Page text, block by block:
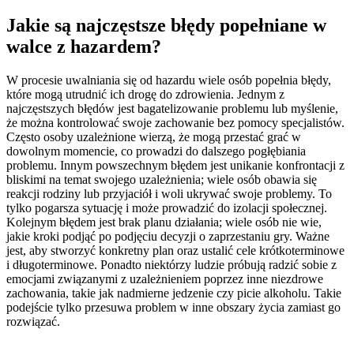
Jakie są najczęstsze błędy popełniane w
walce z hazardem?
W procesie uwalniania się od hazardu wiele osób popełnia błędy,
które mogą utrudnić ich drogę do zdrowienia. Jednym z
najczęstszych błędów jest bagatelizowanie problemu lub myślenie,
że można kontrolować swoje zachowanie bez pomocy specjalistów.
Często osoby uzależnione wierzą, że mogą przestać grać w
dowolnym momencie, co prowadzi do dalszego pogłębiania
problemu. Innym powszechnym błędem jest unikanie konfrontacji z
bliskimi na temat swojego uzależnienia; wiele osób obawia się
reakcji rodziny lub przyjaciół i woli ukrywać swoje problemy. To
tylko pogarsza sytuację i może prowadzić do izolacji społecznej.
Kolejnym błędem jest brak planu działania; wiele osób nie wie,
jakie kroki podjąć po podjęciu decyzji o zaprzestaniu gry. Ważne
jest, aby stworzyć konkretny plan oraz ustalić cele krótkoterminowe
i długoterminowe. Ponadto niektórzy ludzie próbują radzić sobie z
emocjami związanymi z uzależnieniem poprzez inne niezdrowe
zachowania, takie jak nadmierne jedzenie czy picie alkoholu. Takie
podejście tylko przesuwa problem w inne obszary życia zamiast go
rozwiązać.